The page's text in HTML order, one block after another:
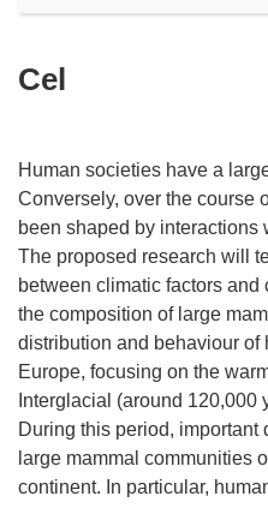
Cel
Human societies have a
Conversely, over the course
been shaped by interactions
The proposed research will
between climatic factors and
the composition of large
distribution and behaviour of
Europe, focusing on the
Interglacial (around 120,000
During this period, important
large mammal communities
continent. In particular,